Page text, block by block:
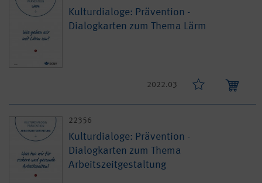
Kulturdialoge: Prävention -
Dialogkarten zum Thema Lärm
2022.03
22356
Kulturdialoge: Prävention -
Dialogkarten zum Thema
Arbeitszeitgestaltung